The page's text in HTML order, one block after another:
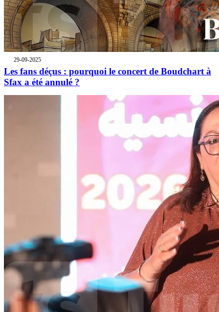
29-09-2025
Les fans déçus : pourquoi le concert de Boudchart à
Sfax a été annulé ?